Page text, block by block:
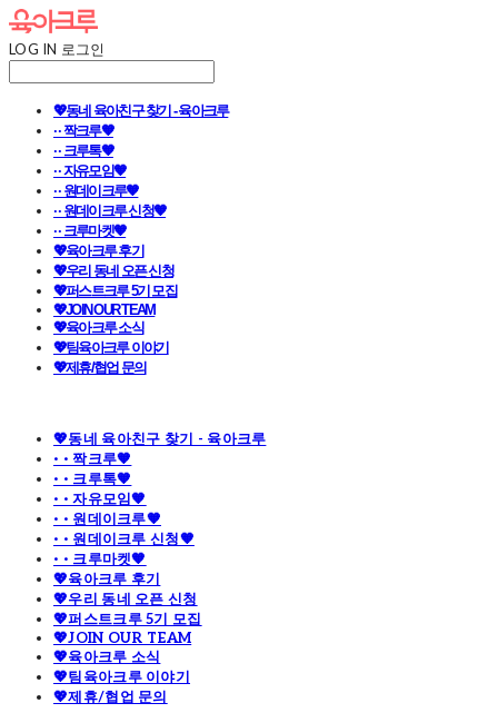
LOG IN 로그인
💖동네 육아친구 찾기 - 육아크루
· · 짝크루🧡
· · 크루톡🧡
· · 자유모임🧡
· · 원데이크루🧡
· · 원데이크루 신청🧡
· · 크루마켓🧡
💖육아크루 후기
💖우리 동네 오픈 신청
💖퍼스트크루 5기 모집
💖JOIN OUR TEAM
💖육아크루 소식
💖팀육아크루 이야기
💖제휴/협업 문의
💖동네 육아친구 찾기 - 육아크루
· · 짝크루🧡
· · 크루톡🧡
· · 자유모임🧡
· · 원데이크루🧡
· · 원데이크루 신청🧡
· · 크루마켓🧡
💖육아크루 후기
💖우리 동네 오픈 신청
💖퍼스트크루 5기 모집
💖JOIN OUR TEAM
💖육아크루 소식
💖팀육아크루 이야기
💖제휴/협업 문의